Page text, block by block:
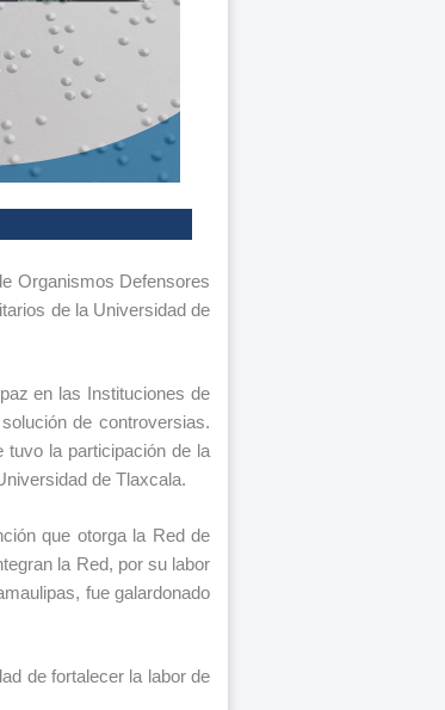
Organismos Defensores
de la Universidad de
en las Instituciones de
de controversias.
tuvo la participación de la
de Tlaxcala.
que otorga la Red de
la Red, por su labor
fue galardonado
de fortalecer la labor de